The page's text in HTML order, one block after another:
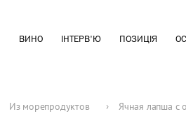
ВИНО ІНТЕРВ'Ю ПОЗИЦІЯ
Из морепродуктов › Ячная лапша с